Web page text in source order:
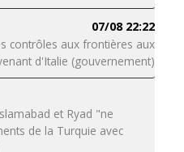
07/08 22:22
contrôles aux frontières aux
d'Italie (gouvernement)
et Ryad "ne
de la Turquie avec